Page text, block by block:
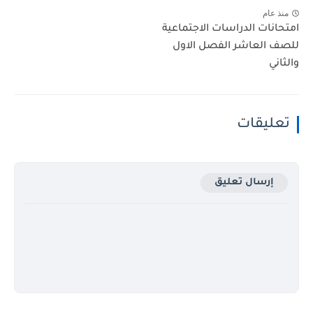
منذ عام
امتحانات الدراسات الاجتماعية
للصف العاشر الفصل الاول
والثاني
تعليقات
إرسال تعليق